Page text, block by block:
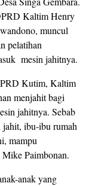
Kaltim Henry
muncul
pelatihan
mesin jahitnya.
Kutim, Kaltim
menjahit bagi
jahitnya. Sebab
jahit, ibu-ibu rumah
mampu
Paimbonan.
anak yang